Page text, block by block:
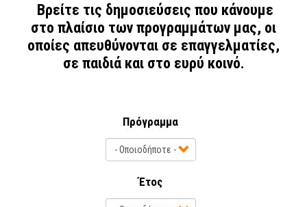
Bρείτε τις δημοσιεύσεις που κάνουμε
στο πλαίσιο των προγραμμάτων μας, οι
οποίες απευθύνονται σε επαγγελματίες,
σε παιδιά και στο ευρύ κοινό.
Πρόγραμμα
Έτος